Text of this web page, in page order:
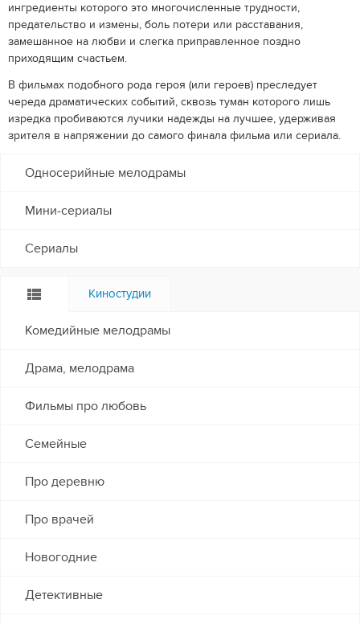
ингредиенты которого это многочисленные трудности,
предательство и измены, боль потери или расставания,
замешанное на любви и слегка приправленное поздно
приходящим счастьем.
В фильмах подобного рода героя (или героев) преследует
череда драматических событий, сквозь туман которого лишь
изредка пробиваются лучики надежды на лучшее, удерживая
зрителя в напряжении до самого финала фильма или сериала.
Односерийные мелодрамы
Мини-сериалы
Сериалы
Киностудии
Комедийные мелодрамы
Драма, мелодрама
Фильмы про любовь
Семейные
Про деревню
Про врачей
Новогодние
Детективные